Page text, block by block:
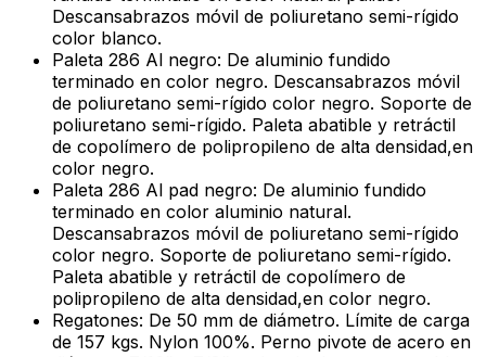
Descansabrazos móvil de poliuretano semi-rígido
color blanco.
Paleta 286 Al negro: De aluminio fundido
terminado en color negro. Descansabrazos móvil
de poliuretano semi-rígido color negro. Soporte de
poliuretano semi-rígido. Paleta abatible y retráctil
de copolímero de polipropileno de alta densidad,en
color negro.
Paleta 286 Al pad negro: De aluminio fundido
terminado en color aluminio natural.
Descansabrazos móvil de poliuretano semi-rígido
color negro. Soporte de poliuretano semi-rígido.
Paleta abatible y retráctil de copolímero de
polipropileno de alta densidad,en color negro.
Regatones: De 50 mm de diámetro. Límite de carga
de 157 kgs. Nylon 100%. Perno pivote de acero en